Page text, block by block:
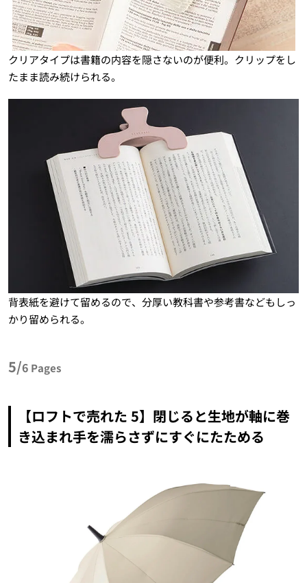
クリアタイプは書籍の内容を隠さないのが便利。クリップをし
たまま読み続けられる。
背表紙を避けて留めるので、分厚い教科書や参考書などもしっ
かり留められる。
5/6 Pages
【ロフトで売れた 5】閉じると生地が軸に巻
き込まれ手を濡らさずにすぐにたためる